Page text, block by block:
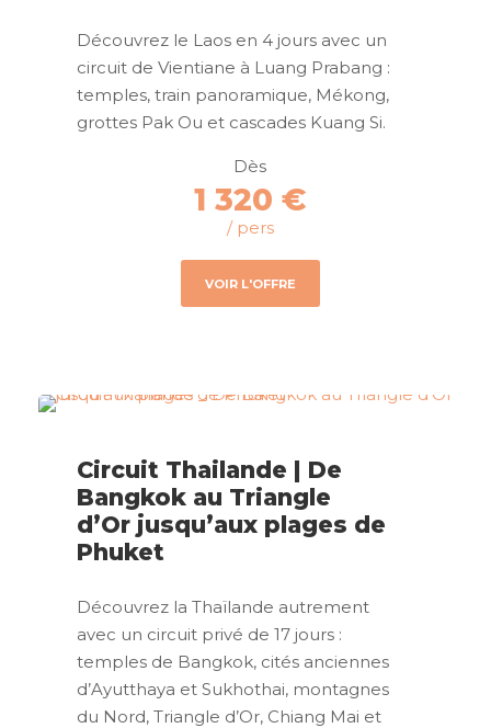
Découvrez le Laos en 4 jours avec un
circuit de Vientiane à Luang Prabang :
temples, train panoramique, Mékong,
grottes Pak Ou et cascades Kuang Si.
Dès
1 320 €
/ pers
VOIR L'OFFRE
Circuit Thailande | De
Bangkok au Triangle
d’Or jusqu’aux plages de
Phuket
Découvrez la Thaïlande autrement
avec un circuit privé de 17 jours :
temples de Bangkok, cités anciennes
d’Ayutthaya et Sukhothai, montagnes
du Nord, Triangle d’Or, Chiang Mai et